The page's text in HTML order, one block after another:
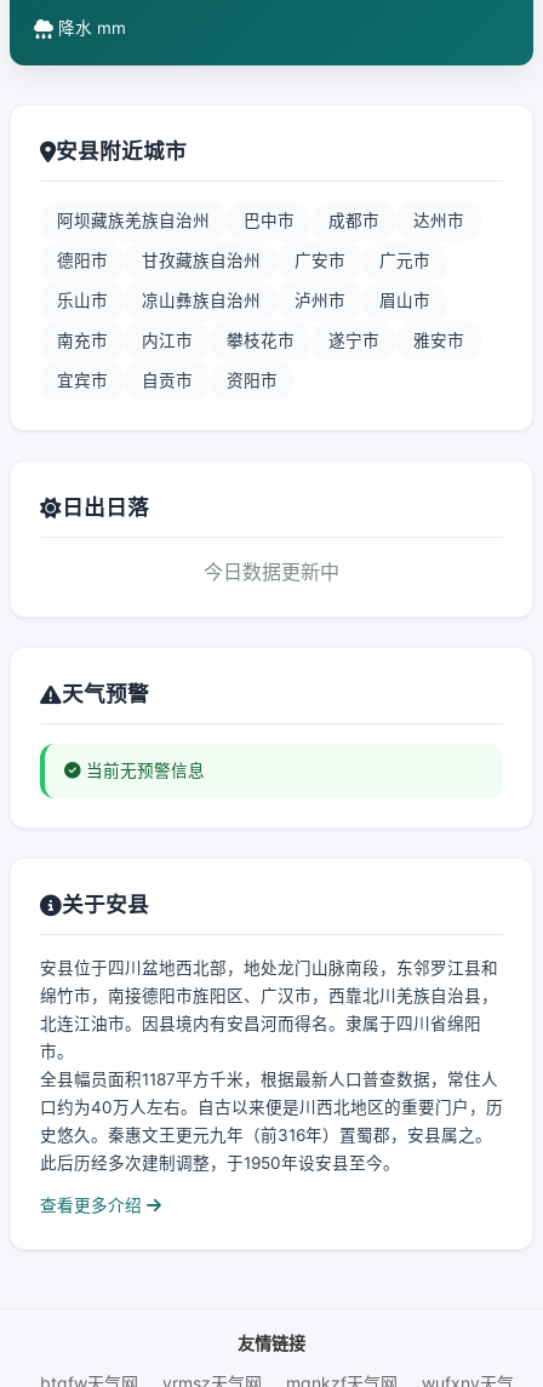
降水 mm
安县附近城市
阿坝藏族羌族自治州 巴中市 成都市 达州市
德阳市 甘孜藏族自治州 广安市 广元市
乐山市 凉山彝族自治州 泸州市 眉山市
南充市 内江市 攀枝花市 遂宁市 雅安市
宜宾市 自贡市 资阳市
日出日落
今日数据更新中
天气预警
当前无预警信息
关于安县
安县位于四川盆地西北部，地处龙门山脉南段，东邻罗江县和
绵竹市，南接德阳市旌阳区、广汉市，西靠北川羌族自治县，
北连江油市。因县境内有安昌河而得名。隶属于四川省绵阳
市。
全县幅员面积1187平方千米，根据最新人口普查数据，常住人
口约为40万人左右。自古以来便是川西北地区的重要门户，历
史悠久。秦惠文王更元九年（前316年）置蜀郡，安县属之。
此后历经多次建制调整，于1950年设安县至今。
查看更多介绍
友情链接
btgfw天气网
yrmsz天气网 mgnkzf天气网 wufxnv天气